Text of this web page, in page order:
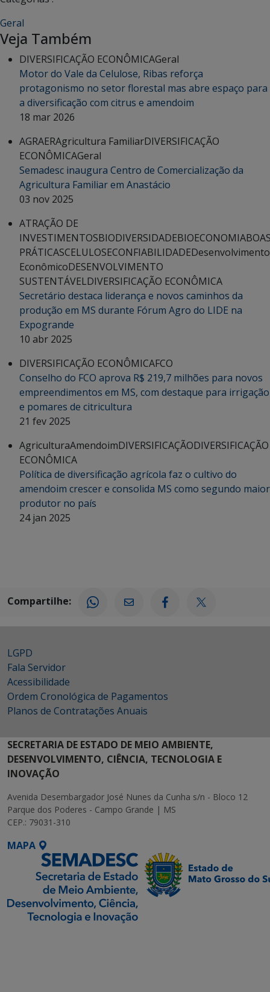
Geral
Veja Também
DIVERSIFICAÇÃO ECONÔMICAGeral
Motor do Vale da Celulose, Ribas reforça
protagonismo no setor florestal mas abre espaço para
a diversificação com citrus e amendoim
18 mar 2026
AGRAERAgricultura FamiliarDIVERSIFICAÇÃO
ECONÔMICAGeral
Semadesc inaugura Centro de Comercialização da
Agricultura Familiar em Anastácio
03 nov 2025
ATRAÇÃO DE
INVESTIMENTOSBIODIVERSIDADEBIOECONOMIA
PRÁTICASCELULOSECONFIABILIDADEDesenvolvimento
EconômicoDESENVOLVIMENTO
SUSTENTÁVELDIVERSIFICAÇÃO ECONÔMICA
Secretário destaca liderança e novos caminhos da
produção em MS durante Fórum Agro do LIDE na
Expogrande
10 abr 2025
DIVERSIFICAÇÃO ECONÔMICAFCO
Conselho do FCO aprova R$ 219,7 milhões para novos
empreendimentos em MS, com destaque para irrigação
e pomares de citricultura
21 fev 2025
AgriculturaAmendoimDIVERSIFICAÇÃODIVERSIFICAÇÃO
ECONÔMICA
Política de diversificação agrícola faz o cultivo do
amendoim crescer e consolida MS como segundo maior
produtor no país
24 jan 2025
Compartilhe:
LGPD
Fala Servidor
Acessibilidade
Ordem Cronológica de Pagamentos
Planos de Contratações Anuais
SECRETARIA DE ESTADO DE MEIO AMBIENTE,
DESENVOLVIMENTO, CIÊNCIA, TECNOLOGIA E
INOVAÇÃO
Avenida Desembargador José Nunes da Cunha s/n - Bloco 12
Parque dos Poderes - Campo Grande | MS
CEP.: 79031-310
MAPA